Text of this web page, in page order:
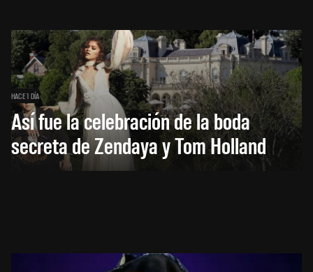
HACE 1 DÍA
Así fue la celebración de la boda
secreta de Zendaya y Tom Holland